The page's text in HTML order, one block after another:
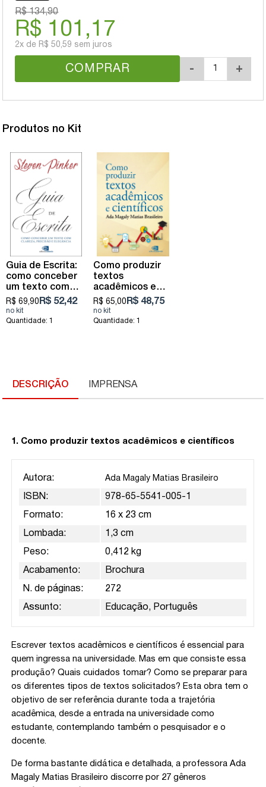
R$ 134,90
R$ 101,17
2x de R$ 50,59 sem juros
COMPRAR - +
Produtos no Kit
Guia de Escrita:
como conceber
um texto com
clareza, precisão
e elegância
R$ 69,90 R$ 52,42
Quantidade: 1
Como produzir
textos
acadêmicos e
científicos
R$ 65,00 R$ 48,75
Quantidade: 1
DESCRIÇÃO IMPRENSA
1. Como produzir textos acadêmicos e científicos
Autora: Ada Magaly Matias Brasileiro
ISBN: 978-65-5541-005-1
Formato: 16 x 23 cm
Lombada: 1,3 cm
Peso: 0,412 kg
Acabamento: Brochura
N. de páginas: 272
Assunto: Educação, Português
Escrever textos acadêmicos e científicos é essencial para
quem ingressa na universidade. Mas em que consiste essa
produção? Quais cuidados tomar? Como se preparar para
os diferentes tipos de textos solicitados? Esta obra tem o
objetivo de ser referência durante toda a trajetória
acadêmica, desde a entrada na universidade como
estudante, contemplando também o pesquisador e o
docente.
De forma bastante didática e detalhada, a professora Ada
Magaly Matias Brasileiro discorre por 27 gêneros